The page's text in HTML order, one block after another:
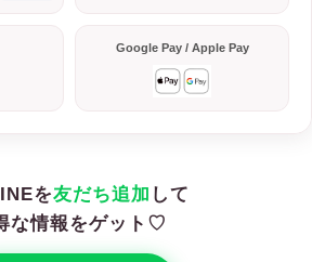
Google Pay / Apple Pay
を友だち追加 して
な情報をゲット♡